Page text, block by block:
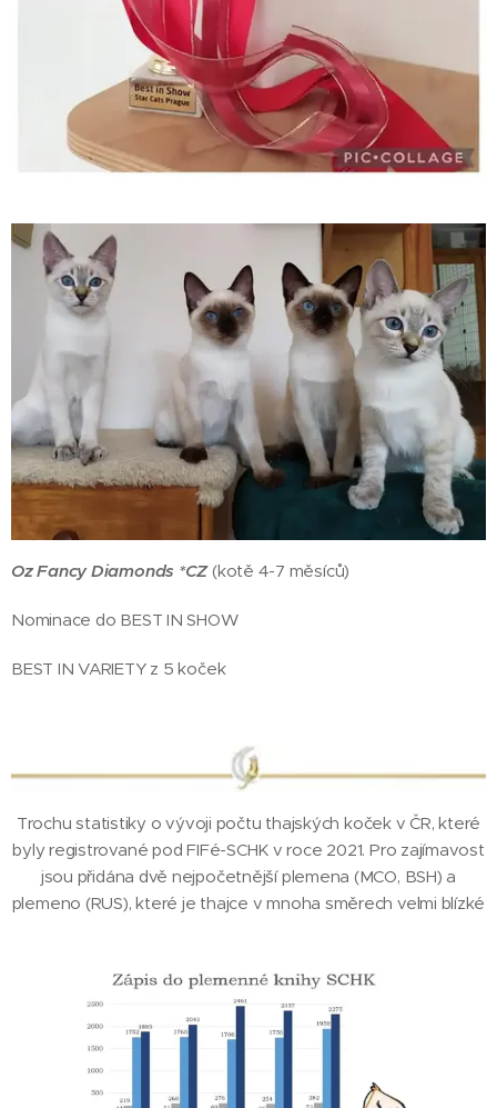
Oz Fancy Diamonds *CZ(kotě 4-7 měsíců)
Nominace do BEST IN SHOW
BEST IN VARIETY z 5 koček
Trochu statistiky o vývoji počtu thajských koček v ČR, které
byly registrované pod FIFé-SCHK v roce 2021. Pro zajímavost
jsou přidána dvě nejpočetnější plemena (MCO, BSH) a
plemeno (RUS), které je thajce v mnoha směrech velmi blízké